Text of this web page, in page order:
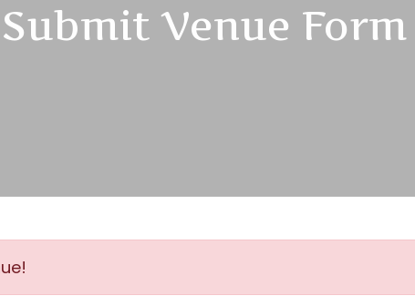
Submit Venue Form